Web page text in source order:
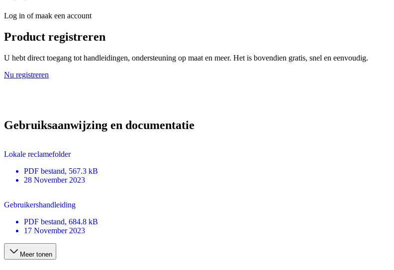
Log in of maak een account
Product registreren
U hebt direct toegang tot handleidingen, ondersteuning op maat en meer. Het is bovendien gratis, snel en eenvoudig.
Nu registreren
Gebruiksaanwijzing en documentatie
Lokale reclamefolder
PDF bestand, 567.3 kB
28 November 2023
Gebruikershandleiding
PDF bestand, 684.8 kB
17 November 2023
Meer tonen